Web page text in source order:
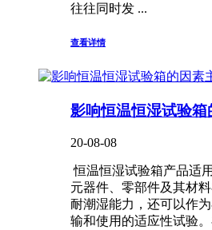
往往同时发 ...
查看详情
影响恒温恒湿试验
20-08-08
恒温恒湿试验箱产品适
元器件、零部件及其材
耐潮湿能力，还可以作
输和使用的适应性试验